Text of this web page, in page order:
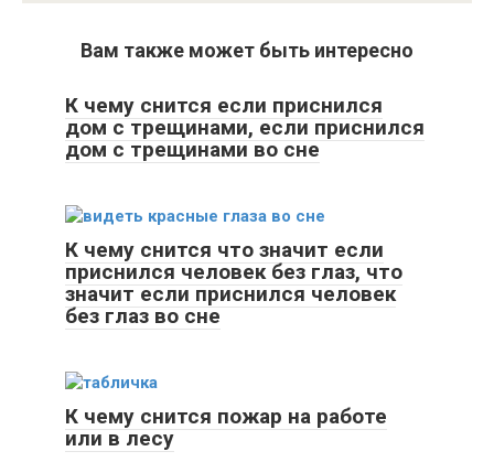
Вам также может быть интересно
К чему снится если приснился
дом с трещинами, если приснился
дом с трещинами во сне
К чему снится что значит если
приснился человек без глаз, что
значит если приснился человек
без глаз во сне
К чему снится пожар на работе
или в лесу